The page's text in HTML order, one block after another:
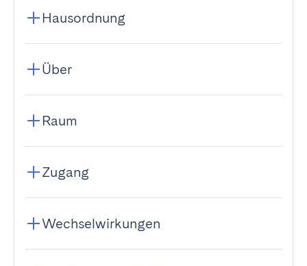
Hausordnung
Über
Raum
Zugang
Wechselwirkungen